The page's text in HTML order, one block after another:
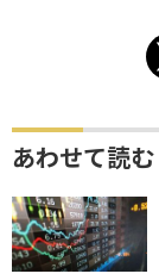
あわせて読む